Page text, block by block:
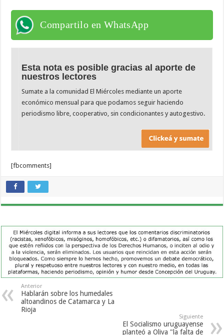
Compartilo en WhatsApp
Esta nota es posible gracias al aporte de
nuestros lectores
Sumate a la comunidad El Miércoles mediante un aporte
económico mensual para que podamos seguir haciendo
periodismo libre, cooperativo, sin condicionantes y autogestivo.
[fbcomments]
Anterior
Hablarán sobre los humedales
altoandinos de Catamarca y La
Rioja
Siguiente
El Socialismo uruguayense
planteó a Oliva "la falta de